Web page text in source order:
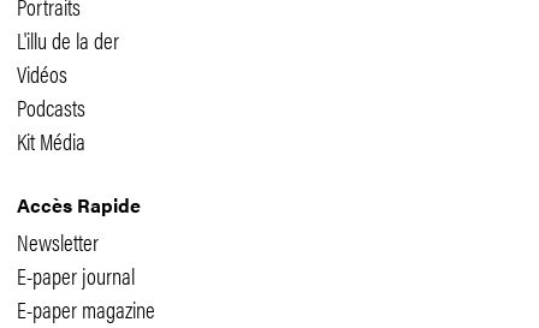
L'illu de la der
Vidéos
Podcasts
Kit Média
Accès Rapide
Newsletter
E-paper journal
E-paper magazine